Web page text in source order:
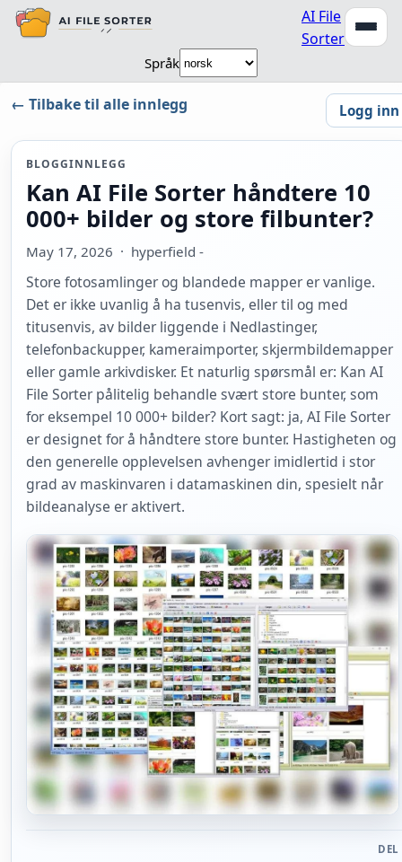
AI File
Sorter
Språk
← Tilbake til alle innlegg Logg inn
BLOGGINNLEGG
Kan AI File Sorter håndtere 10
000+ bilder og store filbunter?
May 17, 2026 · hyperfield -
Store fotosamlinger og blandede mapper er vanlige.
Det er ikke uvanlig å ha tusenvis, eller til og med
titusenvis, av bilder liggende i Nedlastinger,
telefonbackupper, kameraimporter, skjermbildemapper
eller gamle arkivdisker. Et naturlig spørsmål er: Kan AI
File Sorter pålitelig behandle svært store bunter, som
for eksempel 10 000+ bilder? Kort sagt: ja, AI File Sorter
er designet for å håndtere store bunter. Hastigheten og
den generelle opplevelsen avhenger imidlertid i stor
grad av maskinvaren i datamaskinen din, spesielt når
bildeanalyse er aktivert.
DEL